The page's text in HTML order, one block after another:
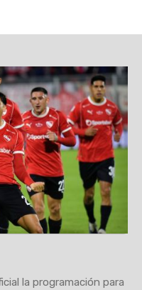
la programación para